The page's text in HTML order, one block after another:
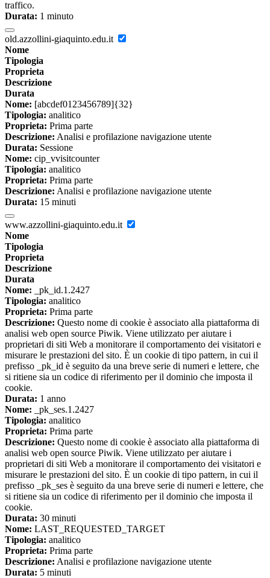
traffico.
Durata: 1 minuto
old.azzollini-giaquinto.edu.it
Nome
Tipologia
Proprieta
Descrizione
Durata
Nome: [abcdef0123456789]{32}
Tipologia: analitico
Proprieta: Prima parte
Descrizione: Analisi e profilazione navigazione utente
Durata: Sessione
Nome: cip_vvisitcounter
Tipologia: analitico
Proprieta: Prima parte
Descrizione: Analisi e profilazione navigazione utente
Durata: 15 minuti
www.azzollini-giaquinto.edu.it
Nome
Tipologia
Proprieta
Descrizione
Durata
Nome: _pk_id.1.2427
Tipologia: analitico
Proprieta: Prima parte
Descrizione: Questo nome di cookie è associato alla piattaforma di
analisi web open source Piwik. Viene utilizzato per aiutare i
proprietari di siti Web a monitorare il comportamento dei visitatori e
misurare le prestazioni del sito. È un cookie di tipo pattern, in cui il
prefisso _pk_id è seguito da una breve serie di numeri e lettere, che
si ritiene sia un codice di riferimento per il dominio che imposta il
cookie.
Durata: 1 anno
Nome: _pk_ses.1.2427
Tipologia: analitico
Proprieta: Prima parte
Descrizione: Questo nome di cookie è associato alla piattaforma di
analisi web open source Piwik. Viene utilizzato per aiutare i
proprietari di siti Web a monitorare il comportamento dei visitatori e
misurare le prestazioni del sito. È un cookie di tipo pattern, in cui il
prefisso _pk_ses è seguito da una breve serie di numeri e lettere, che
si ritiene sia un codice di riferimento per il dominio che imposta il
cookie.
Durata: 30 minuti
Nome: LAST_REQUESTED_TARGET
Tipologia: analitico
Proprieta: Prima parte
Descrizione: Analisi e profilazione navigazione utente
Durata: 5 minuti